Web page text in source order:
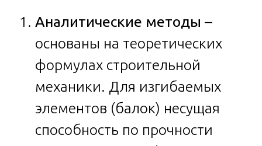
Аналитические методы –
основаны на теоретических
формулах строительной
механики. Для изгибаемых
элементов (балок) несущая
способность по прочности